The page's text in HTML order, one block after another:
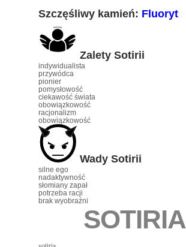
Szczęśliwy kamień: Fluoryt
Zalety Sotirii
indywidualista
przywódca
pionier
pomysłowość
ciekawość świata
obowiązkowość
racjonalizm
obowiązkowość
Wady Sotirii
silne ego
nadaktywność
słomiany zapał
potrzeba racji
brak wyobraźni
SOTIRIA